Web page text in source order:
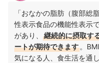
「おなかの脂肪（腹部総
性表示食品の機能性表示
があり、
継続的に摂取す
ートが期待できます 。
気になる人、食生活を通